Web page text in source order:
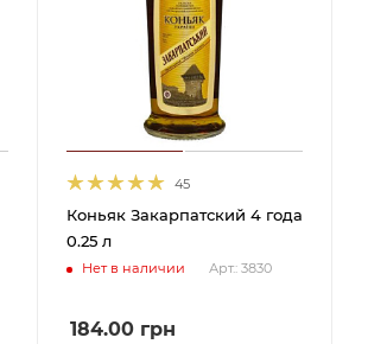
45
Коньяк Закарпатский 4 года
0.25 л
Нет в наличии Арт.: 3830
184.00грн